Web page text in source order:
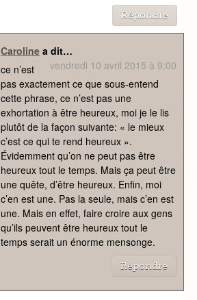
Répondre
Carolinea dit…
vendredi 10 avril 2015 à 9:00
ce n’est
pas exactement ce que sous-entend
cette phrase, ce n’est pas une
exhortation à être heureux, moi je le lis
plutôt de la façon suivante: « le mieux
c’est ce qui te rend heureux ».
Évidemment qu’on ne peut pas être
heureux tout le temps. Mais ça peut être
une quête, d’être heureux. Enfin, moi
c’en est une. Pas la seule, mais c’en est
une. Mais en effet, faire croire aux gens
qu’ils peuvent être heureux tout le
temps serait un énorme mensonge.
Répondre